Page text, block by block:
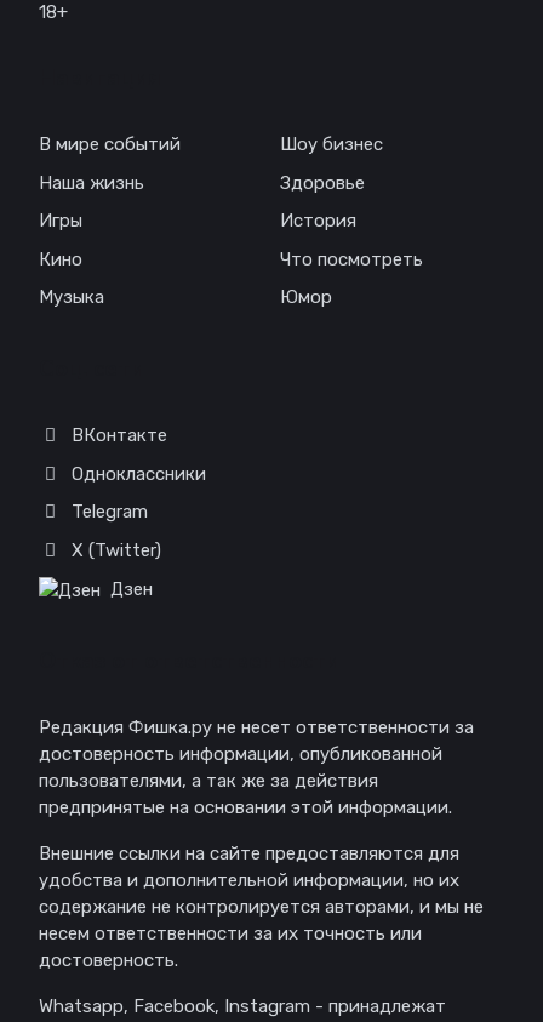
18+
В мире событий
Наша жизнь
Игры
Кино
Музыка
Шоу бизнес
Здоровье
История
Что посмотреть
Юмор
ВКонтакте
Одноклассники
Telegram
X (Twitter)
Дзен
Редакция Фишка.ру не несет ответственности за
достоверность информации, опубликованной
пользователями, а так же за действия
предпринятые на основании этой информации.
Внешние ссылки на сайте предоставляются для
удобства и дополнительной информации, но их
содержание не контролируется авторами, и мы не
несем ответственности за их точность или
достоверность.
Whatsapp, Facebook, Instagram - принадлежат